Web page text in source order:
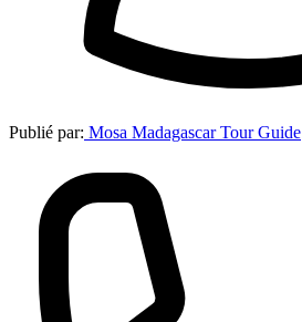
Publié par: Mosa Madagascar Tour Guide